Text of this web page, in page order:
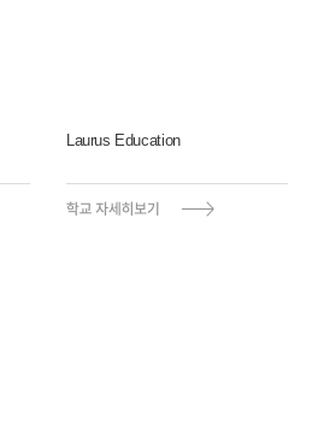
Laurus Education